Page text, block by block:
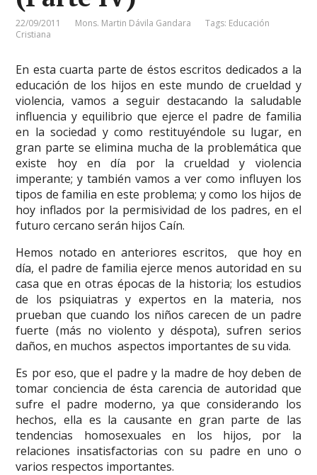
22/09/2011 Mons. Martin Dávila Gandara Tags: Educación
Cristiana
En esta cuarta parte de éstos escritos dedicados a la
educación de los hijos en este mundo de crueldad y
violencia, vamos a seguir destacando la saludable
influencia y equilibrio que ejerce el padre de familia
en la sociedad y como restituyéndole su lugar, en
gran parte se elimina mucha de la problemática que
existe hoy en día por la crueldad y violencia
imperante; y también vamos a ver como influyen los
tipos de familia en este problema; y como los hijos de
hoy inflados por la permisividad de los padres, en el
futuro cercano serán hijos Caín.
Hemos notado en anteriores escritos, que hoy en
día, el padre de familia ejerce menos autoridad en su
casa que en otras épocas de la historia; los estudios
de los psiquiatras y expertos en la materia, nos
prueban que cuando los niños carecen de un padre
fuerte (más no violento y déspota), sufren serios
daños, en muchos aspectos importantes de su vida.
Es por eso, que el padre y la madre de hoy deben de
tomar conciencia de ésta carencia de autoridad que
sufre el padre moderno, ya que considerando los
hechos, ella es la causante en gran parte de las
tendencias homosexuales en los hijos, por la
relaciones insatisfactorias con su padre en uno o
varios respectos importantes.